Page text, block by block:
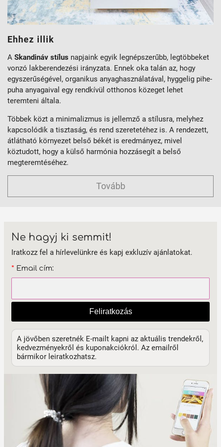
Ehhez illik
A Skandináv stílus napjaink egyik legnépszerűbb, legtöbbeket
vonzó lakberendezési irányzata. Ennek oka talán az, hogy
egyszerűségével, organikus anyaghasználatával, hyggelig pihe-
puha anyagaival egy rendkívül otthonos közeget lehet
teremteni általa.
Többek közt a minimalizmus is jellemző a stílusra, melyhez
kapcsolódik a tisztaság, és rend szeretetéhez is. A rendezett,
átlátható környezet belső békét is eredmányez, mivel
köztudott, hogy a külső harmónia hozzásegít a belső
megteremtéséhez.
Tovább
Ne hagyj ki semmit!
Iratkozz fel a hírlevelünkre és kapj exkluzív ajánlatokat.
* Email cím:
Feliratkozás
A jövőben szeretnék E-mailt kapni az aktuális trendekről,
kedvezményekről és kuponakciókról. Az emailről
bármikor leiratkozhatsz.